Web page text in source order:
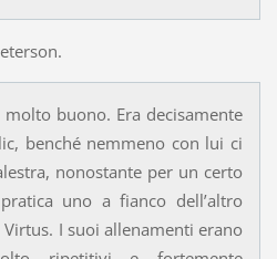
buono. Era decisamente
benché nemmeno con lui ci
nonostante per un certo
uno a fianco dell’altro
I suoi allenamenti erano